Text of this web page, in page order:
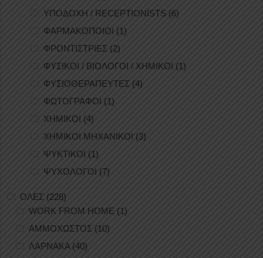
ΥΠΟΔΟΧΗ / RECEPTIONISTS (6)
ΦΑΡΜΑΚΟΠΟΙΟΙ (1)
ΦΡΟΝΤΙΣΤΡΙΕΣ (2)
ΦΥΣΙΚΟΙ / ΒΙΟΛΟΓΟΙ / ΧΗΜΙΚΟΙ (1)
ΦΥΣΙΟΘΕΡΑΠΕΥΤΕΣ (4)
ΦΩΤΟΓΡΑΦΟΙ (1)
ΧΗΜΙΚΟΙ (4)
ΧΗΜΙΚΟΙ ΜΗΧΑΝΙΚΟΙ (3)
ΨΥΚΤΙΚΟΙ (1)
ΨΥΧΟΛΟΓΟΙ (7)
ΟΛΕΣ (228)
WORK FROM HOME (1)
ΑΜΜΟΧΩΣΤΟΣ (10)
ΛΑΡΝΑΚΑ (40)